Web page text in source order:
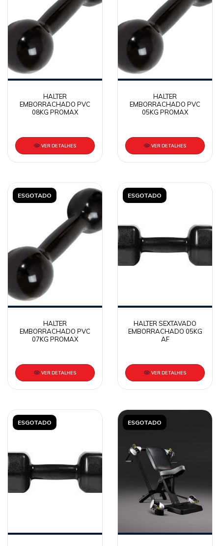
HALTER
EMBORRACHADO PVC
08KG PROMAX
VER DETALHES
HALTER
EMBORRACHADO PVC
05KG PROMAX
VER DETALHES
ESGOTADO
HALTER
EMBORRACHADO PVC
07KG PROMAX
VER DETALHES
ESGOTADO
HALTER SEXTAVADO
EMBORRACHADO 05KG
AF
VER DETALHES
ESGOTADO ESGOTADO